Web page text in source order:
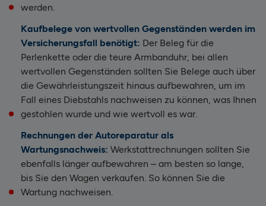
werden.
Kaufbelege von wertvollen Gegenständen werden im
Versicherungsfall benötigt: Der Beleg für die
Perlenkette oder die teure Armbanduhr, bei allen
wertvollen Gegenständen sollten Sie Belege auch über
die Gewährleistungszeit hinaus aufbewahren, um im
Fall eines Diebstahls nachweisen zu können, was Ihnen
gestohlen wurde und wie wertvoll es war.
Rechnungen der Autoreparatur als
Wartungsnachweis: Werkstattrechnungen sollten Sie
ebenfalls länger aufbewahren – am besten so lange,
bis Sie den Wagen verkaufen. So können Sie die
Wartung nachweisen.